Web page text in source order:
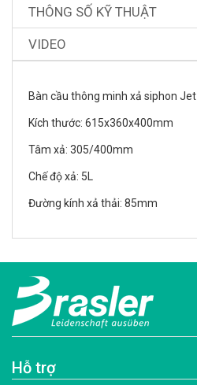
THÔNG SỐ KỸ THUẬT
VIDEO
Bàn cầu thông minh xả siphon Jet
Kích thước: 615x360x400mm
Tâm xả: 305/400mm
Chế độ xả: 5L
Đường kính xả thải: 85mm
Hỗ trợ